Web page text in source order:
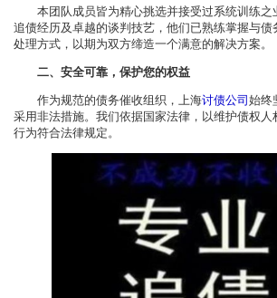
本团队成员皆为精心挑选并接受过系统训练之
追债经历及卓越的谈判技艺，他们已熟练掌握与
处理方式，以期为双方缔造一个满意的解决方案。
二、安全可靠，保护您的权益
作为规范的债务催收组织，上海讨债公司 始终
采用非法措施。我们依据国家法律，以维护债权
行为符合法律规定。